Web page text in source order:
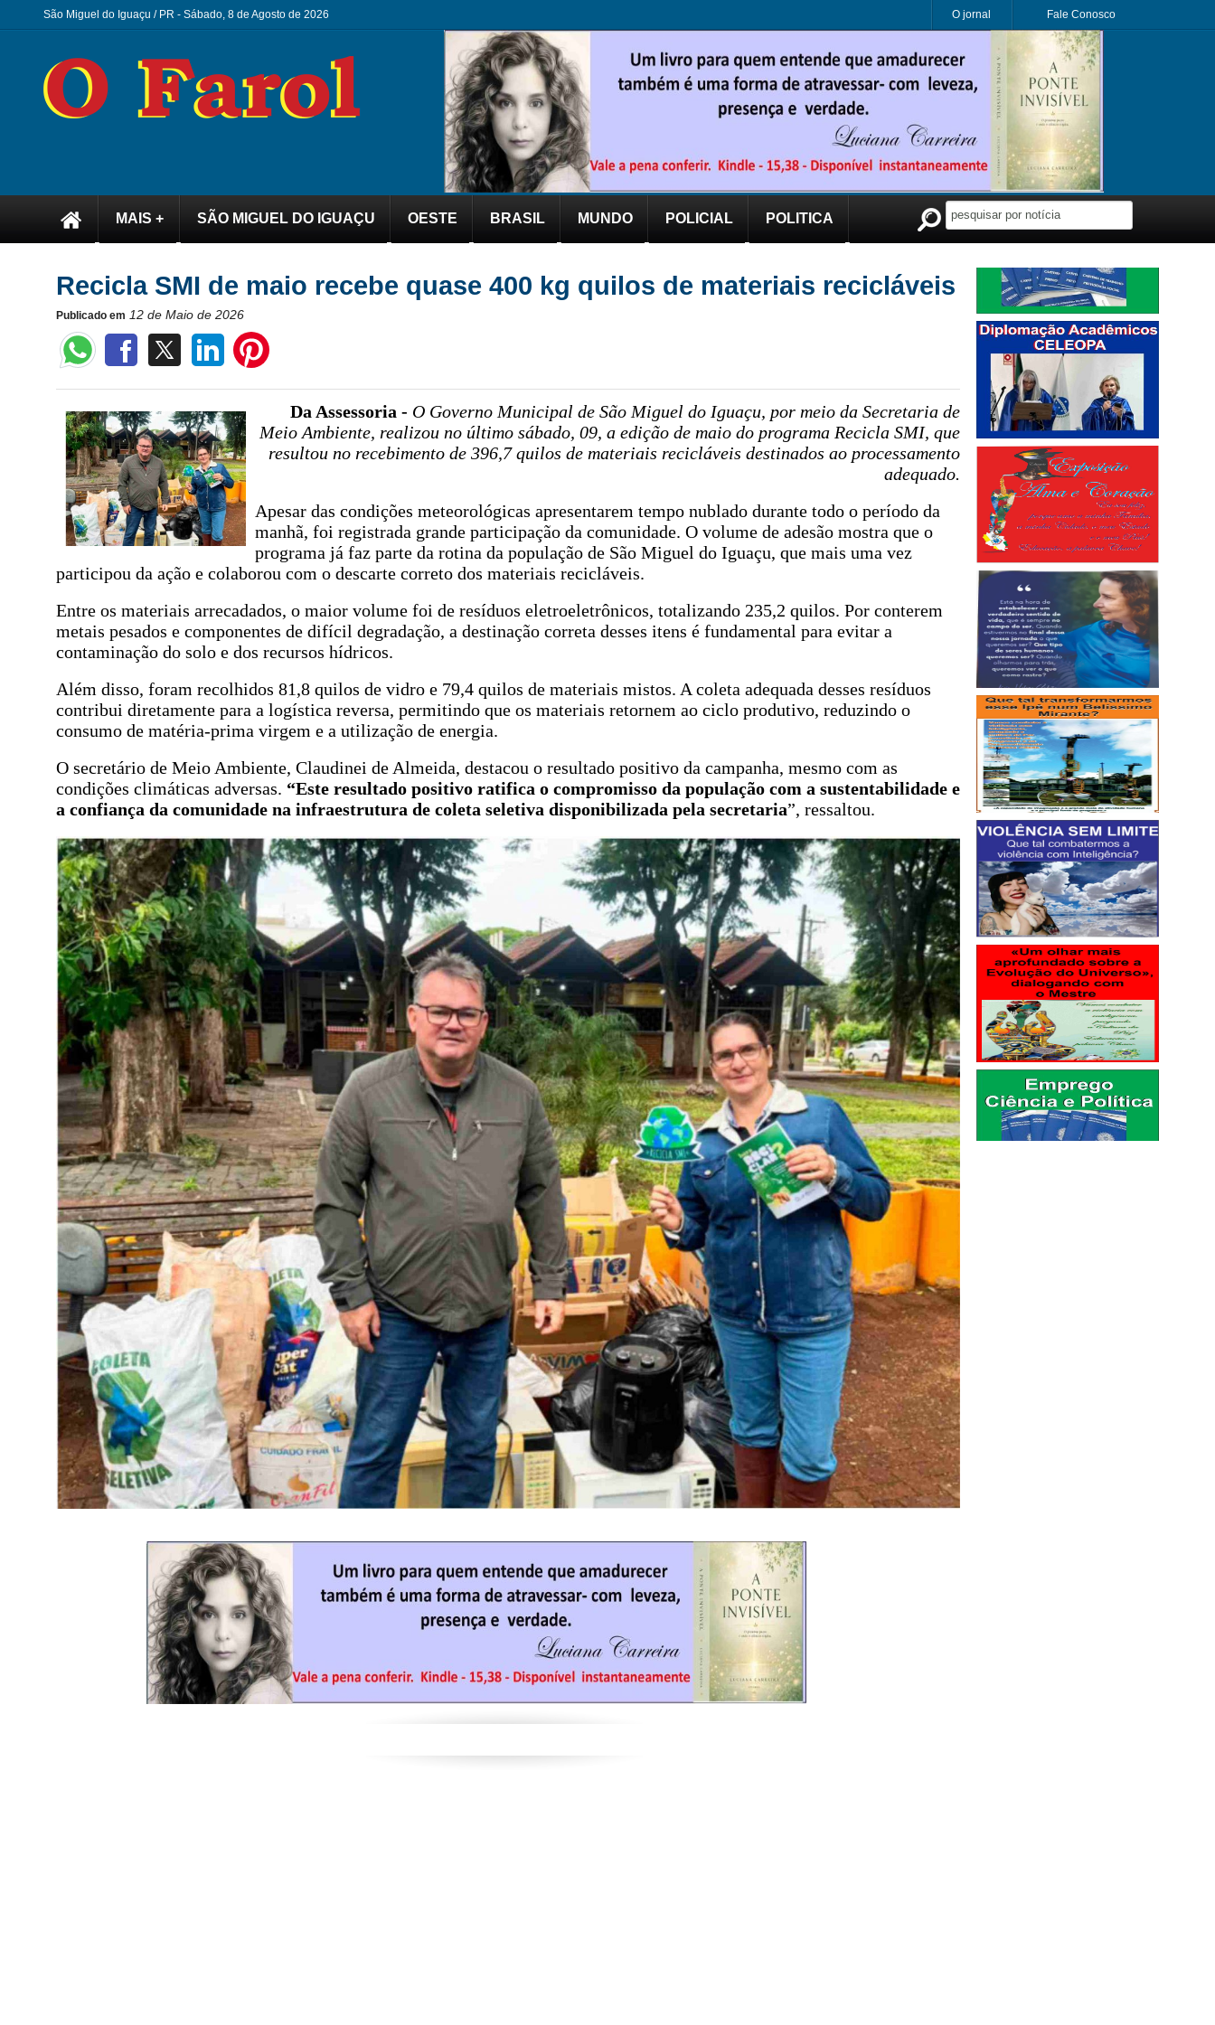
São Miguel do Iguaçu / PR - Sábado, 8 de Agosto de 2026 O jornal Fale Conosco
MAIS + SÃO MIGUEL DO IGUAÇU OESTE BRASIL MUNDO POLICIAL POLITICA
Recicla SMI de maio recebe quase 400 kg quilos de materiais recicláveis
Publicado em 12 de Maio de 2026
Da Assessoria - O Governo Municipal de São Miguel do Iguaçu, por meio da Secretaria de
Meio Ambiente, realizou no último sábado, 09, a edição de maio do programa Recicla SMI, que
resultou no recebimento de 396,7 quilos de materiais recicláveis destinados ao processamento
adequado.
Apesar das condições meteorológicas apresentarem tempo nublado durante todo o período da
manhã, foi registrada grande participação da comunidade. O volume de adesão mostra que o
programa já faz parte da rotina da população de São Miguel do Iguaçu, que mais uma vez
participou da ação e colaborou com o descarte correto dos materiais recicláveis.
Entre os materiais arrecadados, o maior volume foi de resíduos eletroeletrônicos, totalizando 235,2 quilos. Por conterem
metais pesados e componentes de difícil degradação, a destinação correta desses itens é fundamental para evitar a
contaminação do solo e dos recursos hídricos.
Além disso, foram recolhidos 81,8 quilos de vidro e 79,4 quilos de materiais mistos. A coleta adequada desses resíduos
contribui diretamente para a logística reversa, permitindo que os materiais retornem ao ciclo produtivo, reduzindo o
consumo de matéria-prima virgem e a utilização de energia.
O secretário de Meio Ambiente, Claudinei de Almeida, destacou o resultado positivo da campanha, mesmo com as
condições climáticas adversas. “Este resultado positivo ratifica o compromisso da população com a sustentabilidade e
a confiança da comunidade na infraestrutura de coleta seletiva disponibilizada pela secretaria”, ressaltou.